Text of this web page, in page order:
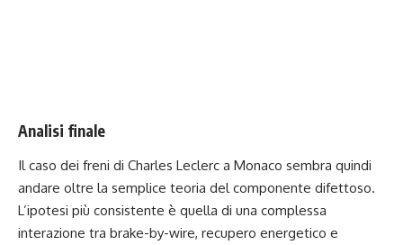
Analisi finale
Il caso dei freni di Charles Leclerc a Monaco sembra quindi
andare oltre la semplice teoria del componente difettoso.
L’ipotesi più consistente è quella di una complessa
interazione tra brake-by-wire, recupero energetico e